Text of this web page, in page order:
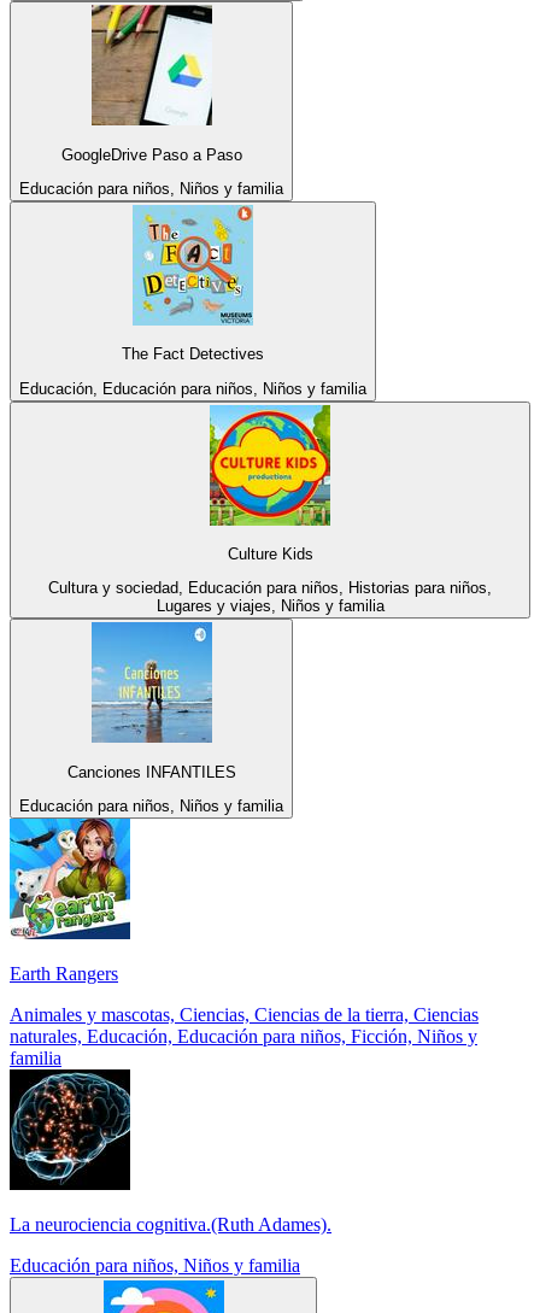
GoogleDrive Paso a Paso
Educación para niños, Niños y familia
The Fact Detectives
Educación, Educación para niños, Niños y familia
Culture Kids
Cultura y sociedad, Educación para niños, Historias para niños,
Lugares y viajes, Niños y familia
Canciones INFANTILES
Educación para niños, Niños y familia
Earth Rangers
Animales y mascotas, Ciencias, Ciencias de la tierra, Ciencias
naturales, Educación, Educación para niños, Ficción, Niños y
familia
La neurociencia cognitiva.(Ruth Adames).
Educación para niños, Niños y familia